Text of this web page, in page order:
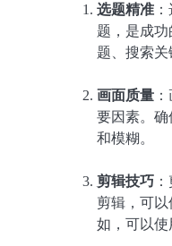
选题精准
题，是成
题、搜索关
画面质量
要因素。
和模糊。
剪辑技巧
剪辑，可
如，可以使